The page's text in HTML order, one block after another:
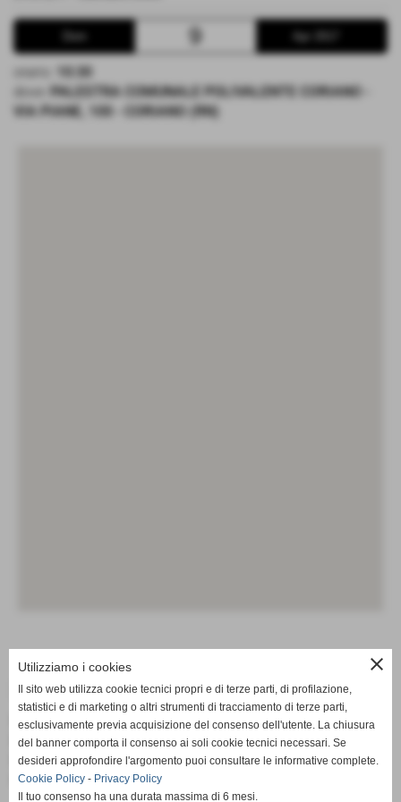
9
orario:
10:30
PALESTRA COMUNALE POLIVALENTE CORIANO -
VIA PIANE, 100 - CORIANO (RN)
DATI GEOGRAFICI
Nazione:Italia
Regione:Emilia-Romagna
Provincia:Rimini
Comune:Coriano
close
Utilizziamo i cookies
Il sito web utilizza cookie tecnici propri e di terze parti, di profilazione,
statistici e di marketing o altri strumenti di tracciamento di terze parti,
esclusivamente previa acquisizione del consenso dell'utente. La chiusura
del banner comporta il consenso ai soli cookie tecnici necessari. Se
desideri approfondire l'argomento puoi consultare le informative complete.
Cookie Policy - Privacy Policy
Il tuo consenso ha una durata massima di 6 mesi.